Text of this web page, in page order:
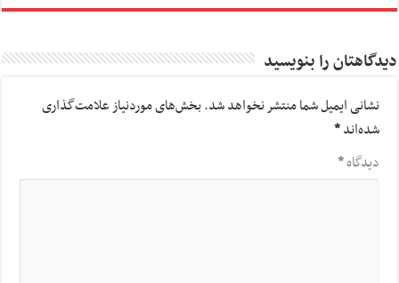
دیدگاهتان را بنویسید
نشانی ایمیل شما منتشر نخواهد شد.بخش‌های موردنیاز علامت‌گذاری
شده‌اند*
دیدگاه*